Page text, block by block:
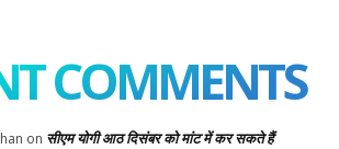
COMMENTS
on सीएम योगी आठ दिसंबर को मांट में कर सकते हैं